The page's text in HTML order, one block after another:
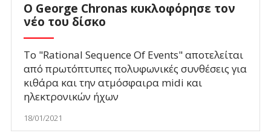
Ο George Chronas κυκλοφόρησε τον
νέο του δίσκο
Το "Rational Sequence Of Events" αποτελείται
από πρωτόπτυπες πολυφωνικές συνθέσεις για
κιθάρα και την ατμόσφαιρα midi και
ηλεκτρονικών ήχων
18/01/2021